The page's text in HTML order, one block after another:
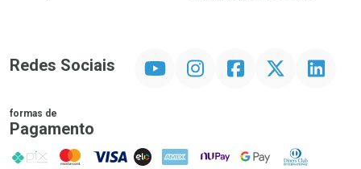
Redes Sociais InstagramFacebookTwitter Linkedin
formas de
Pagamento
PIX MasterCard
VISA ELO AMEX NuPay Google PayDiners Club